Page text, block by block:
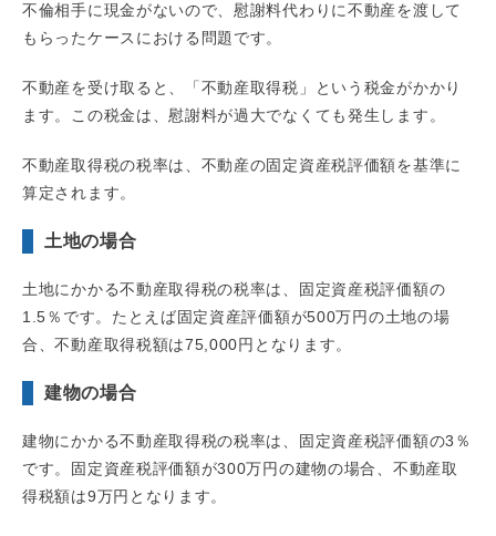
不倫相手に現金がないので、慰謝料代わりに不動産を渡して
もらったケースにおける問題です。
不動産を受け取ると、「不動産取得税」という税金がかかり
ます。この税金は、慰謝料が過大でなくても発生します。
不動産取得税の税率は、不動産の固定資産税評価額を基準に
算定されます。
土地の場合
土地にかかる不動産取得税の税率は、固定資産税評価額の
1.5％です。たとえば固定資産評価額が500万円の土地の場
合、不動産取得税額は75,000円となります。
建物の場合
建物にかかる不動産取得税の税率は、固定資産税評価額の3％
です。固定資産税評価額が300万円の建物の場合、不動産取
得税額は9万円となります。